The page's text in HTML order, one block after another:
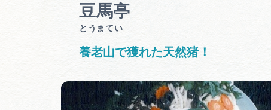
豆馬亭
とうまてい
養老山で獲れた天然猪！